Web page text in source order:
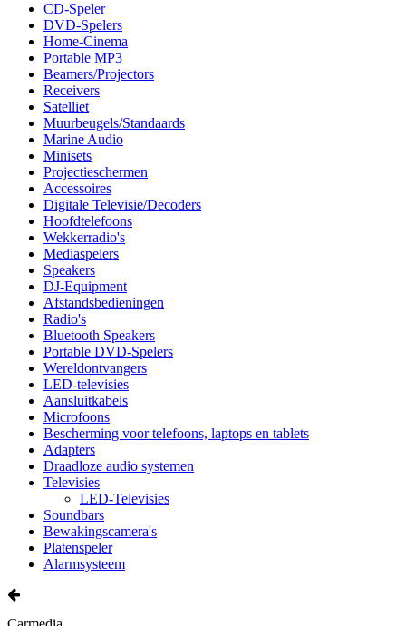
CD-Speler
DVD-Spelers
Home-Cinema
Portable MP3
Beamers/Projectors
Receivers
Satelliet
Muurbeugels/Standaards
Marine Audio
Minisets
Projectieschermen
Accessoires
Digitale Televisie/Decoders
Hoofdtelefoons
Wekkerradio's
Mediaspelers
Speakers
DJ-Equipment
Afstandsbedieningen
Radio's
Bluetooth Speakers
Portable DVD-Spelers
Wereldontvangers
LED-televisies
Aansluitkabels
Microfoons
Bescherming voor telefoons, laptops en tablets
Adapters
Draadloze audio systemen
Televisies
LED-Televisies
Soundbars
Bewakingscamera's
Platenspeler
Alarmsysteem